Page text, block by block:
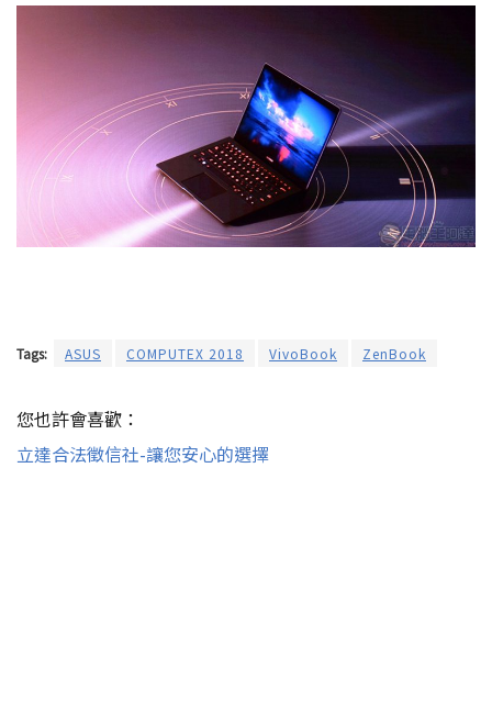
Tags: ASUS COMPUTEX 2018 VivoBook ZenBook
您也許會喜歡：
立達合法徵信社-讓您安心的選擇